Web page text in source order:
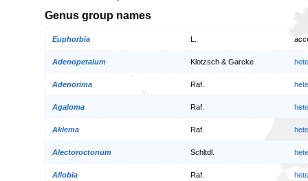
Genus group names
Euphorbia
Adenopetalum Klotzsch & Garcke
Adenorima Raf.
Agaloma Raf.
Aklema Raf.
Alectoroctonum Schltdl.
Allobia Raf.